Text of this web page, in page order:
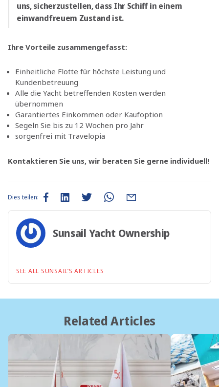
uns, sicherzustellen, dass Ihr Schiff in einem
einwandfreuem Zustand ist.
Ihre Vorteile zusammengefasst:
Einheitliche Flotte für höchste Leistung und
Kundenbetreuung
Alle die Yacht betreffenden Kosten werden
übernommen
Garantiertes Einkommen oder Kaufoption
Segeln Sie bis zu 12 Wochen pro Jahr
sorgenfrei mit Travelopia
Kontaktieren Sie uns, wir beraten Sie gerne individuell!
Dies teilen:
Sunsail Yacht Ownership
SEE ALL SUNSAIL’S ARTICLES
Related Articles